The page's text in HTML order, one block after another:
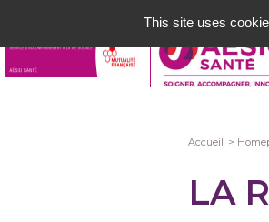
contenu
principal
Fil
Accueil
LA
This site uses